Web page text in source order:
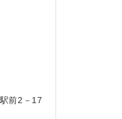
前2－17